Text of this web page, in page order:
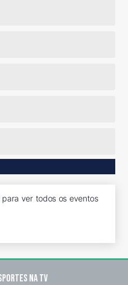
para ver todos os eventos
na TV